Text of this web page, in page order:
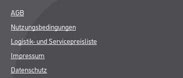
AGB
Nutzungsbedingungen
Logistik- und Servicepreisliste
Impressum
Datenschutz